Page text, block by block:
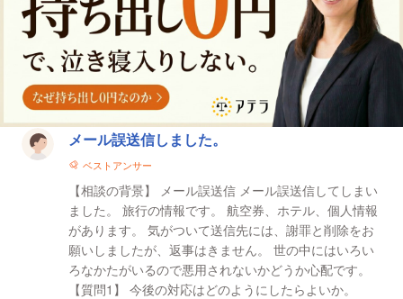
法律相談一覧メール誤送信しました。
ベストアンサー
【相談の背景】 メール誤送信 メール誤送信してしまい
ました。 旅行の情報です。 航空券、ホテル、個人情報
があります。 気がついて送信先には、謝罪と削除をお
願いしましたが、返事はきません。 世の中にはいろい
ろなかたがいるので悪用されないかどうか心配です。
【質問1】 今後の対応はどのようにしたらよいか。